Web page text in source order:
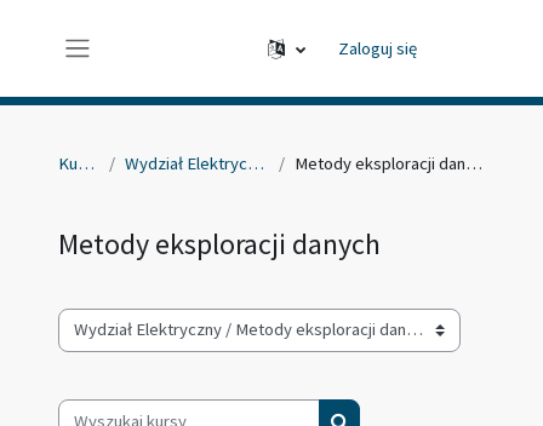
Zaloguj się
Kursy Wydział Elektryczny Metody eksploracji danych
Metody eksploracji danych
Kategorie kursów
Wyszukaj kursy